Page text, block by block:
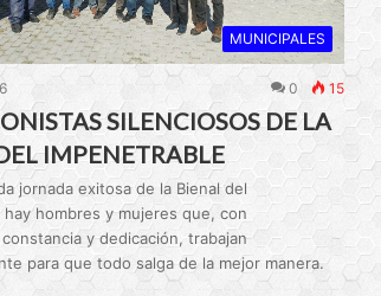
MUNICIPALES
0 15
SILENCIOSOS DE LA
IMPENETRABLE
jornada exitosa de la Bienal del
hay hombres y mujeres que, con
y dedicación, trabajan
para que todo salga de la mejor manera.